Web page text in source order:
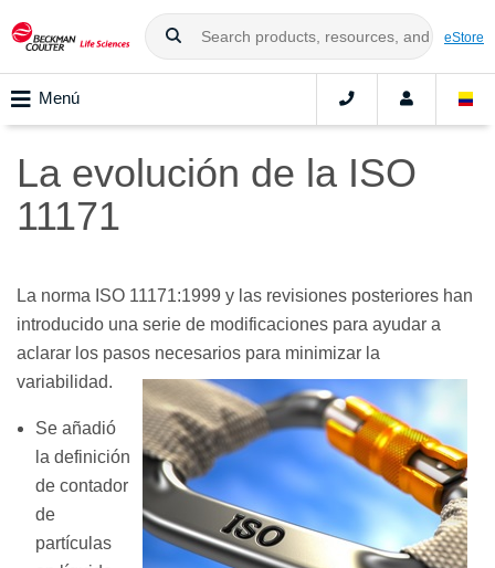
eStore
Menú
La evolución de la ISO
11171
La norma ISO 11171:1999 y las revisiones posteriores han
introducido una serie de modificaciones para ayudar a
aclarar los pasos necesarios para minimizar la
variabilidad.
Se añadió
la definición
de contador
de
partículas